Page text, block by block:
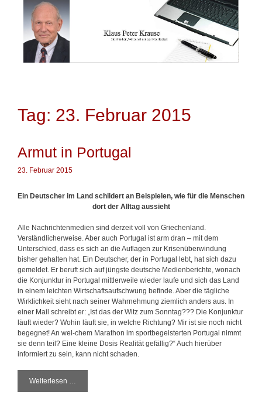
Tag: 23. Februar 2015
Armut in Portugal
23. Februar 2015
Ein Deutscher im Land schildert an Beispielen, wie für die Menschen
dort der Alltag aussieht
Alle Nachrichtenmedien sind derzeit voll von Griechenland.
Verständlicherweise. Aber auch Portugal ist arm dran – mit dem
Unterschied, dass es sich an die Auflagen zur Krisenüberwindung
bisher gehalten hat. Ein Deutscher, der in Portugal lebt, hat sich dazu
gemeldet. Er beruft sich auf jüngste deutsche Medienberichte, wonach
die Konjunktur in Portugal mittlerweile wieder laufe und sich das Land
in einem leichten Wirtschaftsaufschwung befinde. Aber die tägliche
Wirklichkeit sieht nach seiner Wahrnehmung ziemlich anders aus. In
einer Mail schreibt er: „Ist das der Witz zum Sonntag??? Die Konjunktur
läuft wieder? Wohin läuft sie, in welche Richtung? Mir ist sie noch nicht
begegnet! An wel-chem Marathon im sportbegeisterten Portugal nimmt
sie denn teil? Eine kleine Dosis Realität gefällig?“ Auch hierüber
informiert zu sein, kann nicht schaden.
Weiterlesen …
r